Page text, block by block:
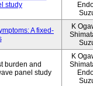
study
A fixed-
K
burden and
panel study
K